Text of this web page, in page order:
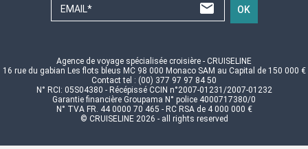
EMAIL* OK
Agence de voyage spécialisée croisière - CRUISELINE
16 rue du gabian Les flots bleus MC 98 000 Monaco SAM au Capital de 150 000 €
Contact tel : (00) 377 97 97 84 50
N° RCI: 05S04380 - Récépissé CCIN n°2007-01231/2007-01232
Garantie financière Groupama N° police 4000717380/0
N° TVA FR. 44 0000 70 465 - RC RSA de 4 000 000 €
© CRUISELINE 2026 - all rights reserved